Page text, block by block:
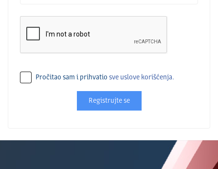
Pročitao sam i prihvatio sve uslove korišćenja.
Registrujte se